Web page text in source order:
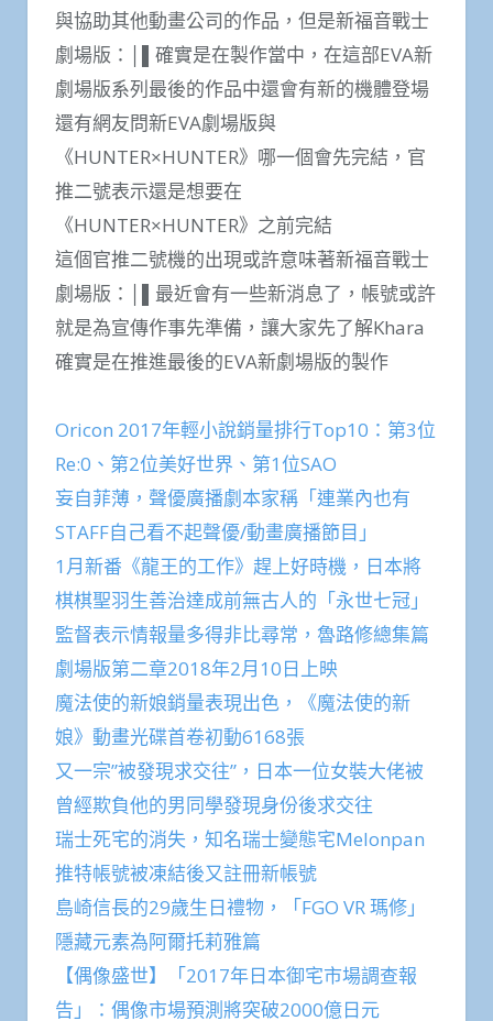
與協助其他動畫公司的作品，但是新福音戰士
劇場版：│▌確實是在製作當中，在這部EVA新
劇場版系列最後的作品中還會有新的機體登場
還有網友問新EVA劇場版與
《HUNTER×HUNTER》哪一個會先完結，官
推二號表示還是想要在
《HUNTER×HUNTER》之前完結
這個官推二號機的出現或許意味著新福音戰士
劇場版：│▌最近會有一些新消息了，帳號或許
就是為宣傳作事先準備，讓大家先了解Khara
確實是在推進最後的EVA新劇場版的製作
Oricon 2017年輕小說銷量排行Top10：第3位
Re:0、第2位美好世界、第1位SAO
妄自菲薄，聲優廣播劇本家稱「連業內也有
STAFF自己看不起聲優/動畫廣播節目」
1月新番《龍王的工作》趕上好時機，日本將
棋棋聖羽生善治達成前無古人的「永世七冠」
監督表示情報量多得非比尋常，魯路修總集篇
劇場版第二章2018年2月10日上映
魔法使的新娘銷量表現出色，《魔法使的新
娘》動畫光碟首卷初動6168張
又一宗”被發現求交往”，日本一位女裝大佬被
曾經欺負他的男同學發現身份後求交往
瑞士死宅的消失，知名瑞士變態宅Melonpan
推特帳號被凍結後又註冊新帳號
島崎信長的29歲生日禮物，「FGO VR 瑪修」
隱藏元素為阿爾托莉雅篇
【偶像盛世】「2017年日本御宅市場調查報
告」：偶像市場預測將突破2000億日元